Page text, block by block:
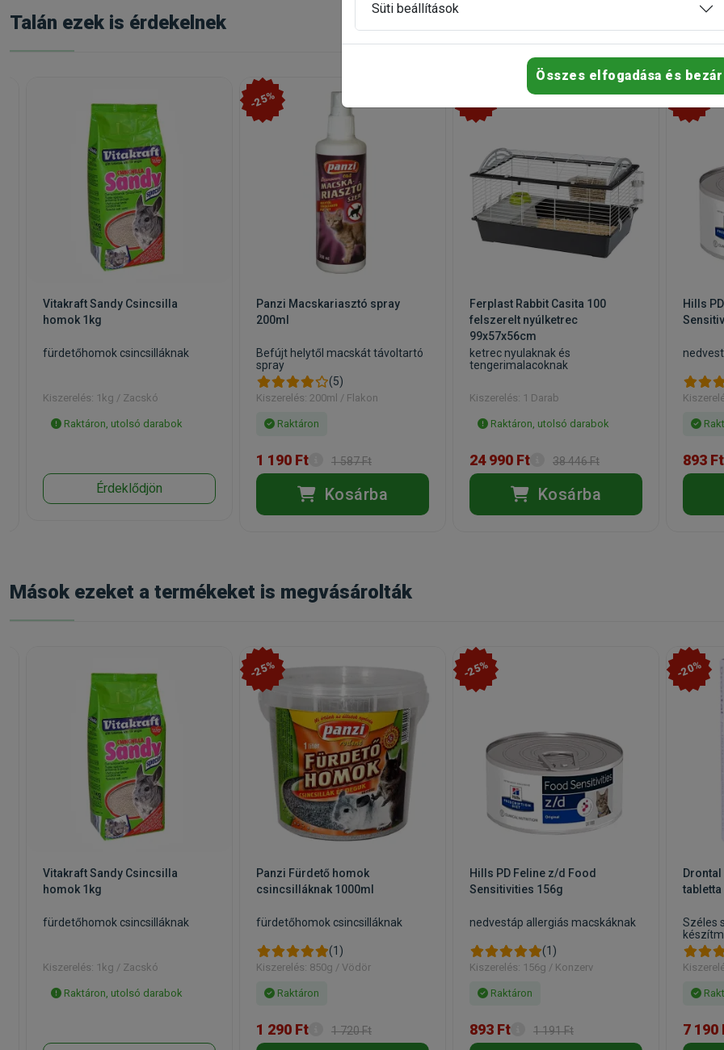
Talán ezek is érdekelnek
Vitakraft Sandy Csincsilla
homok 1kg
fürdetőhomok csincsilláknak
Kiszerelés: 1kg / Zacskó
Raktáron, utolsó darabok
Érdeklődjön
-25%
Panzi Macskariasztó spray
200ml
Befújt helytől macskát távoltartó
spray
(5)
Kiszerelés: 200ml / Flakon
Raktáron
1 190 Ft 1 587 Ft
Kosárba
Ferplast Rabbit Casita 100
felszerelt nyúlketrec
99x57x56cm
ketrec nyulaknak és
tengerimalacoknak
Kiszerelés: 1 Darab
Raktáron, utolsó darabok
24 990 Ft 38 446 Ft
Kosárba
-25%
Hills
893 Ft
Mások ezeket a termékeket is megvásárolták
Vitakraft Sandy Csincsilla
homok 1kg
fürdetőhomok csincsilláknak
Kiszerelés: 1kg / Zacskó
Raktáron, utolsó darabok
-25%
Panzi Fürdető homok
csincsilláknak 1000ml
fürdetőhomok csincsilláknak
(1)
Kiszerelés: 850g / Vödör
Raktáron
1 290 Ft 1 720 Ft
-25%
Hills PD Feline z/d Food
Sensitivities 156g
nedvestáp allergiás macskáknak
(1)
Kiszerelés: 156g / Konzerv
Raktáron
893 Ft 1 191 Ft
-20%
tabletta
Széles
7 190
Süti beállítások
Összes elfogadása és bezár